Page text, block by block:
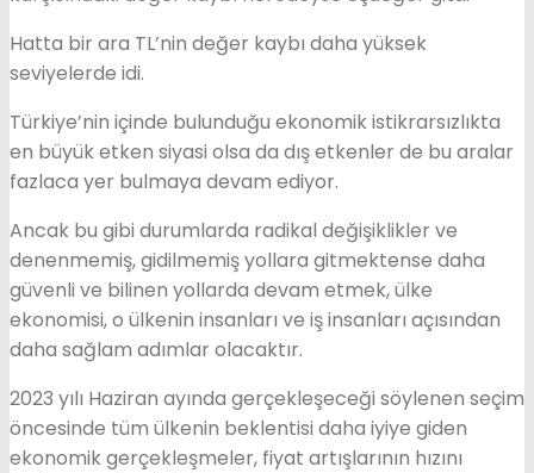
Hatta bir ara TL’nin değer kaybı daha yüksek
seviyelerde idi.
Türkiye’nin içinde bulunduğu ekonomik istikrarsızlıkta
en büyük etken siyasi olsa da dış etkenler de bu aralar
fazlaca yer bulmaya devam ediyor.
Ancak bu gibi durumlarda radikal değişiklikler ve
denenmemiş, gidilmemiş yollara gitmektense daha
güvenli ve bilinen yollarda devam etmek, ülke
ekonomisi, o ülkenin insanları ve iş insanları açısından
daha sağlam adımlar olacaktır.
2023 yılı Haziran ayında gerçekleşeceği söylenen seçim
öncesinde tüm ülkenin beklentisi daha iyiye giden
ekonomik gerçekleşmeler, fiyat artışlarının hızını